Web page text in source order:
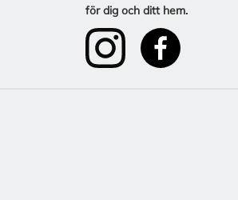
för dig och ditt hem.